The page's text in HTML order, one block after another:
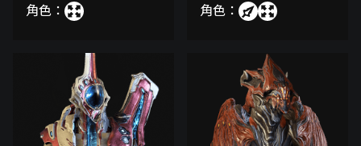
角色： 角色：